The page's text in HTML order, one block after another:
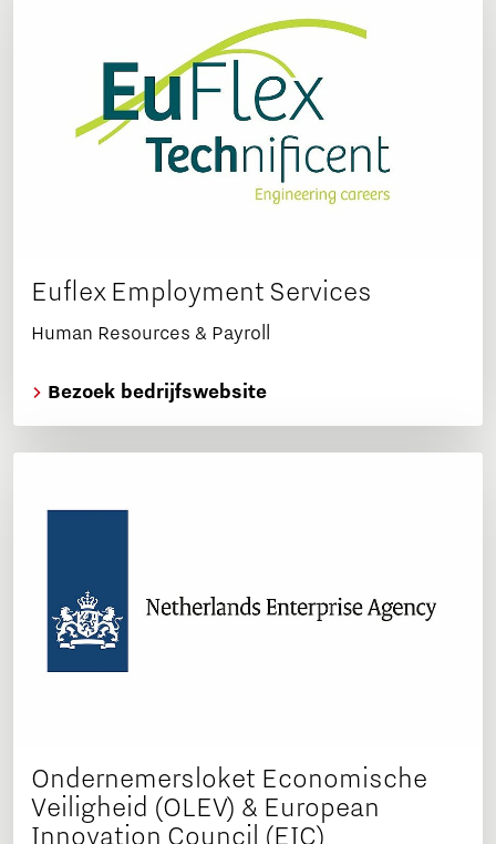
Euflex Employment Services
Human Resources & Payroll
Bezoek bedrijfswebsite
Ondernemersloket Economische
Veiligheid (OLEV) & European
Innovation Council (EIC)